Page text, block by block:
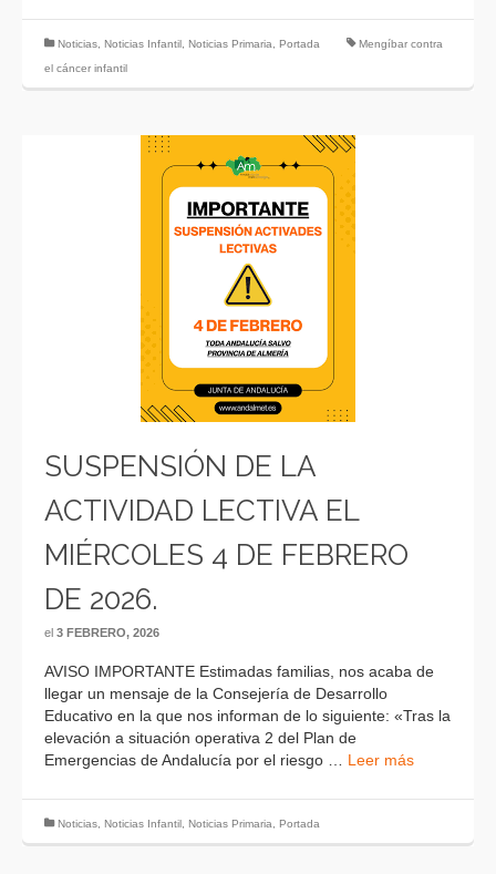
Noticias Noticias Infantil Noticias Primaria Portada
Mengíbar contra
el cáncer infantil
SUSPENSIÓN DE LA
ACTIVIDAD LECTIVA EL
MIÉRCOLES 4 DE FEBRERO
DE 2026.
el 3 FEBRERO, 2026
AVISO IMPORTANTE Estimadas familias, nos acaba de
llegar un mensaje de la Consejería de Desarrollo
Educativo en la que nos informan de lo siguiente: «Tras la
elevación a situación operativa 2 del Plan de
Emergencias de Andalucía por el riesgo … Leer más
Noticias Noticias Infantil Noticias Primaria Portada